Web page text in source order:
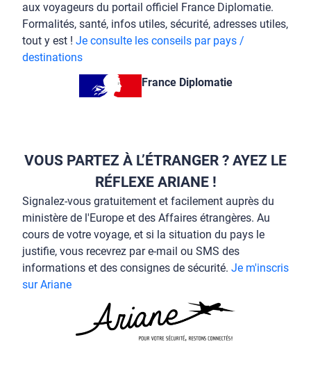
aux voyageurs du portail officiel France Diplomatie.
Formalités, santé, infos utiles, sécurité, adresses utiles,
tout y est ! Je consulte les conseils par pays /
destinations
France Diplomatie
VOUS PARTEZ À L’ÉTRANGER ? AYEZ LE
RÉFLEXE ARIANE !
Signalez-vous gratuitement et facilement auprès du
ministère de l'Europe et des Affaires étrangères. Au
cours de votre voyage, et si la situation du pays le
justifie, vous recevrez par e-mail ou SMS des
informations et des consignes de sécurité. Je m'inscris
sur Ariane